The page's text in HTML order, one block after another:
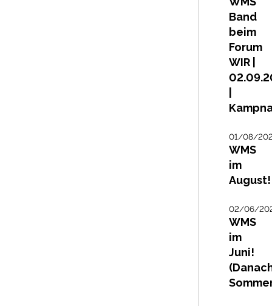
Band
beim
Forum
WIR |
01/08/
WMS
im
August!
02/06/
WMS
im
Juni!